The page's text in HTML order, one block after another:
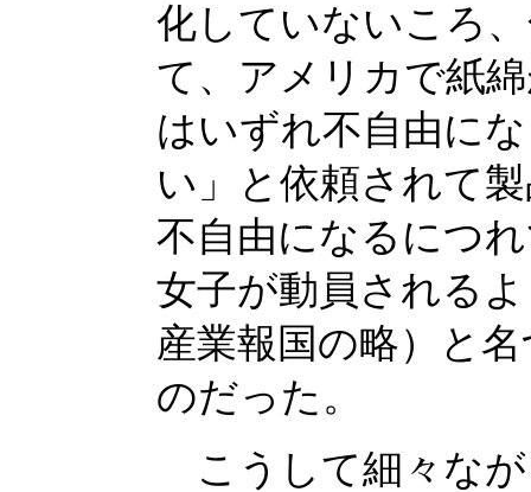
化していないころ
て、アメリカで紙
はいずれ不自由に
い」と依頼されて
不自由になるにつ
女子が動員される
産業報国の略）と
のだった。
こうして細々なが